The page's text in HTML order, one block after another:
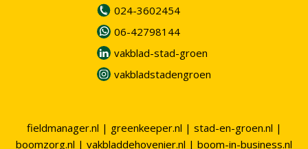
024-3602454
06-42798144
vakblad-stad-groen
vakbladstadengroen
fieldmanager.nl | greenkeeper.nl | stad-en-groen.nl |
boomzorg.nl | vakbladdehovenier.nl | boom-in-business.nl